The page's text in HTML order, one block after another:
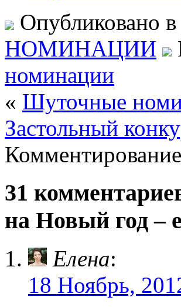
Опубликовано
НОМИНАЦИИ
номинации
« Шуточные
Застольный
31
на Новый год –
Елена:
18 Ноябрь,